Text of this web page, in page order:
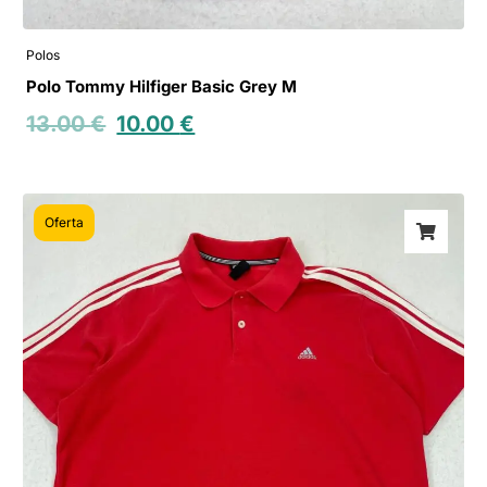
Polos
Polo Tommy Hilfiger Basic Grey M
13.00€ 10.00€
Oferta